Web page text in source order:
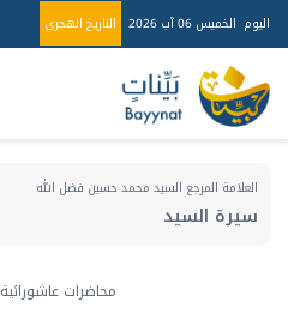
اليوم الخميس 06 آب 2026 التاريخ الهجري
العلامة المرجع السيد محمد حسين فضل الله
سيرة السيد
محاضرات عاشورائية